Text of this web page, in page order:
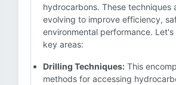
hydrocarbons. These techniques
evolving to improve efficiency,
environmental performance. Let's
key areas:
Drilling Techniques: This
methods for accessing